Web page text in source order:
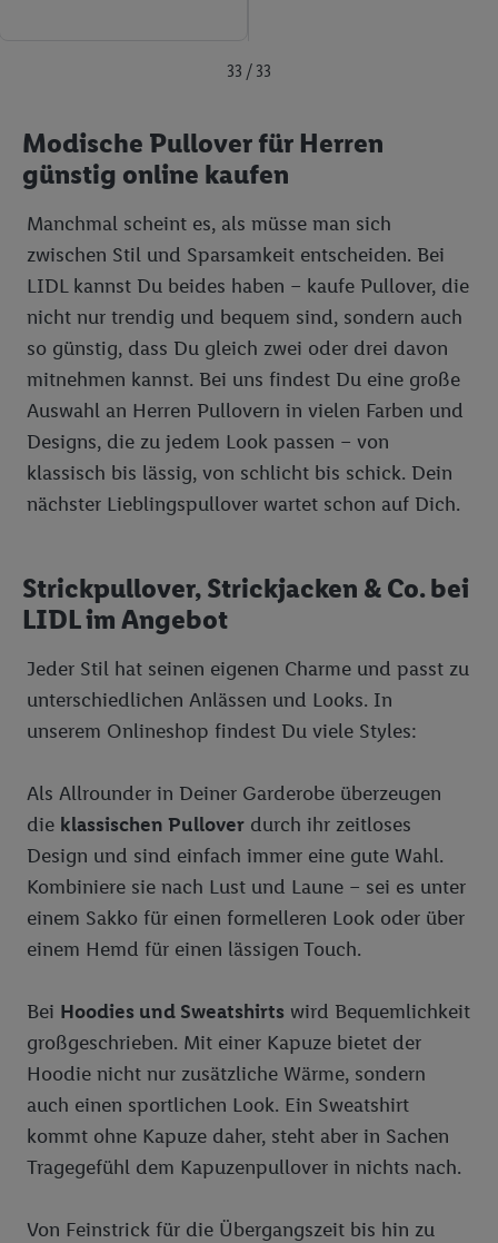
33 / 33
Modische Pullover für Herren
günstig online kaufen
Manchmal scheint es, als müsse man sich
zwischen Stil und Sparsamkeit entscheiden. Bei
LIDL kannst Du beides haben – kaufe Pullover, die
nicht nur trendig und bequem sind, sondern auch
so günstig, dass Du gleich zwei oder drei davon
mitnehmen kannst. Bei uns findest Du eine große
Auswahl an Herren Pullovern in vielen Farben und
Designs, die zu jedem Look passen – von
klassisch bis lässig, von schlicht bis schick. Dein
nächster Lieblingspullover wartet schon auf Dich.
Strickpullover, Strickjacken & Co. bei
LIDL im Angebot
Jeder Stil hat seinen eigenen Charme und passt zu
unterschiedlichen Anlässen und Looks. In
unserem Onlineshop findest Du viele Styles:
Als Allrounder in Deiner Garderobe überzeugen
die klassischen Pullover durch ihr zeitloses
Design und sind einfach immer eine gute Wahl.
Kombiniere sie nach Lust und Laune – sei es unter
einem Sakko für einen formelleren Look oder über
einem Hemd für einen lässigen Touch.
Bei Hoodies und Sweatshirts wird Bequemlichkeit
großgeschrieben. Mit einer Kapuze bietet der
Hoodie nicht nur zusätzliche Wärme, sondern
auch einen sportlichen Look. Ein Sweatshirt
kommt ohne Kapuze daher, steht aber in Sachen
Tragegefühl dem Kapuzenpullover in nichts nach.
Von Feinstrick für die Übergangszeit bis hin zu
Kaufverhalten in den Lidl-Diensten, Informationen aus Ihrem
Standortdaten) auch über verschiedene Endgeräte und Lidl-
Dienste hinweg einschließlich dem Speichern von und/ oder
dem Zugriff auf Informationen auf Ihren Endgeräten zur
Erstellung von Zielgruppen (sogenannten Segmenten). Im
Zusammenhang mit dem Ausspielen dieser Werbung erfolgen
Verarbeitungen auch zur Leistungs-/ Erfolgsmessung der
Werbung, zur Zielgruppenforschung, zur Entwicklung von
Angeboten sowie zur technischen Sicherung und Optimierung
dieser Werbeausspielungen.
Sofern Sie hier Ihre Zustimmung dazu erteilen und danach ein
Lidl Plus-Konto erstellen bzw. sich in Ihr bestehendes Lidl
angegebene E-Mail-Adresse von uns in gemeinsamer
Verantwortlichkeit mit einem der oben genannten Partner
verwendet werden, um daraus eine spezielle Online-Kennung
um Sie in von Dritten betriebenen Diensten zu erkennen und
Ihnen personalisierte Werbung auszuspielen. Hierzu wird von
uns und einem der anderen oben genannten Partner auch Ihre
in einen Hashwert umgewandelte E-Mail-Adresse in
gemeinsamer Verantwortlichkeit verarbeitet.
Zudem erlauben Sie uns, der Utiq SA/NV („Utiq“) und
Telekommunikationsnetzbetreiber
, die Utiq-Technologie
Ihrer IP-Adresse, ob die Technologie für Sie verfügbar ist.
Wenn das der Fall ist, gibt Utiq Ihre IP-Adresse an Ihren
Netzbetreiber weiter, der anhand der IP-Adresse und einer
Kundenkonto-Referenz, wie z.B. Ihrer Mobilfunknummer, eine
Kennung für Utiq erstellt. Wir werden diese Kennung
Ihr Nutzungsverhalten in den Lidl-Diensten zu erfassen.
Diensten wiedererkannt werden, die von Dritten betrieben
werden, damit wir Ihnen dort personalisierte Werbung
ausspielen können. Sie können Ihre Einwilligung speziell zur
Nutzung der Utiq-Technologie - zusätzlich zur weiter unten
erläuterten Möglichkeit, Ihre Einwilligung generell zu
widerrufen - jederzeit auch überdas Datenschutzportal von
Utiq („consenthub“)oder über „Anpassen“/„Nutzung der
Marketing“ am unteren Ende dieser Einwilligung (nur für die